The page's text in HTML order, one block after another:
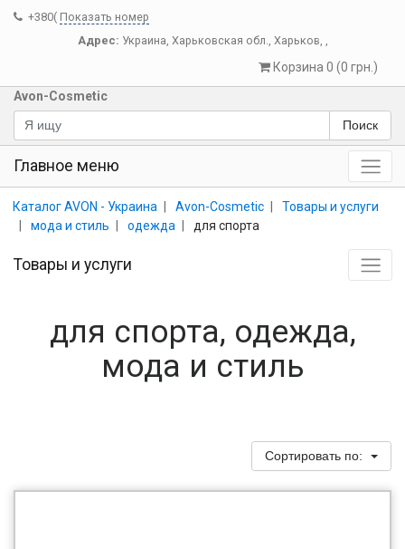
+380( Показать номер
Адрес: Украина, Харьковская обл., Харьков, ,
Корзина 0 (0 грн.)
Avon-Cosmetic
Поиск
Главное меню
Каталог AVON - Украина Avon-Cosmetic
Товары и услуги
мода и стиль
одежда для спорта
Товары и услуги
для спорта, одежда,
мода и стиль
Сортировать по: